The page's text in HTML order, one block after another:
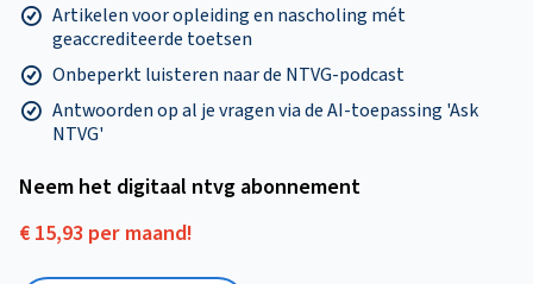
Artikelen voor opleiding en nascholing mét
geaccrediteerde toetsen
Onbeperkt luisteren naar de NTVG-podcast
Antwoorden op al je vragen via de AI-toepassing 'Ask
NTVG'
Neem het digitaal ntvg abonnement
€ 15,93 per maand!